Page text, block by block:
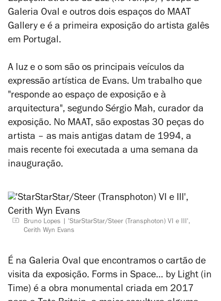
Galeria Oval e outros dois espaços do MAAT
Gallery e é a primeira exposição do artista galês
em Portugal.
A luz e o som são os principais veículos da
expressão artística de Evans. Um trabalho que
"responde ao espaço de exposição e à
arquitectura", segundo Sérgio Mah, curador da
exposição. No MAAT, são expostas 30 peças do
artista – as mais antigas datam de 1994, a
mais recente foi executada a uma semana da
inauguração.
Bruno Lopes
'StarStarStar/Steer (Transphoton) VI e III',
Cerith Wyn Evans
É na Galeria Oval que encontramos o cartão de
visita da exposição. Forms in Space… by Light (in
Time) é a obra monumental criada em 2017